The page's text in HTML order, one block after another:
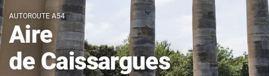
AUTOROUTE A54
Aire
de Caissargues